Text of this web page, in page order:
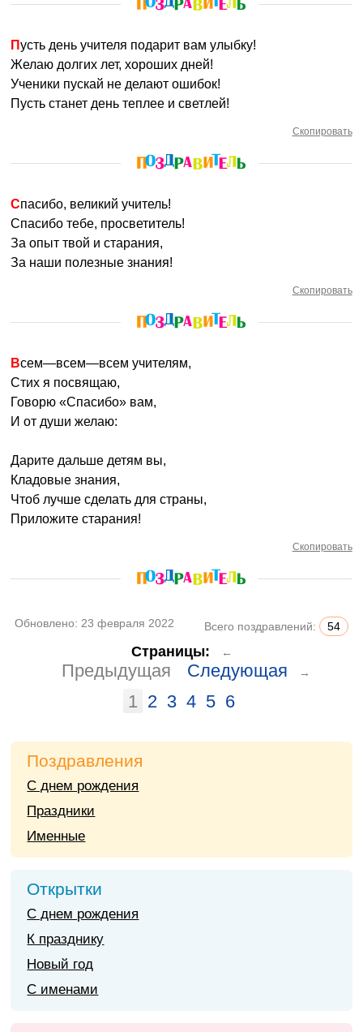
Пусть день учителя подарит вам улыбку!
Желаю долгих лет, хороших дней!
Ученики пускай не делают ошибок!
Пусть станет день теплее и светлей!
Скопировать
Спасибо, великий учитель!
Спасибо тебе, просветитель!
За опыт твой и старания,
За наши полезные знания!
Скопировать
Всем—всем—всем учителям,
Стих я посвящаю,
Говорю «Спасибо» вам,
И от души желаю:
Дарите дальше детям вы,
Кладовые знания,
Чтоб лучше сделать для страны,
Приложите старания!
Скопировать
Обновлено: 23 февраля 2022 Всего поздравлений: 54
Страницы: ←
Предыдущая Следующая →
1 2 3 4 5 6
Поздравления
С днем рождения
Праздники
Именные
Открытки
С днем рождения
К празднику
Новый год
С именами